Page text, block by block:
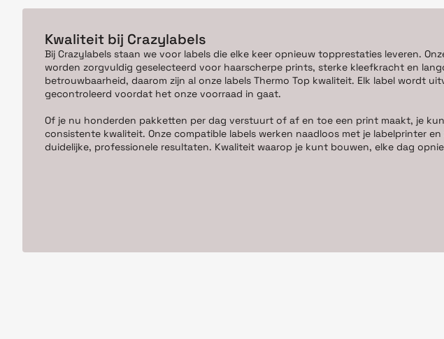
Kwaliteit bij Crazylabels
Bij Crazylabels staan we voor labels die elke keer opnieuw topprestaties leveren.
worden zorgvuldig geselecteerd voor haarscherpe prints, sterke kleefkracht en
betrouwbaarheid, daarom zijn al onze labels Thermo Top kwaliteit. Elk label wordt
gecontroleerd voordat het onze voorraad in gaat.
Of je nu honderden pakketten per dag verstuurt of af en toe een print maakt, je
consistente kwaliteit. Onze compatible labels werken naadloos met je labelprinter
duidelijke, professionele resultaten. Kwaliteit waarop je kunt bouwen, elke dag